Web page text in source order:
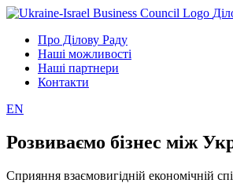
Про Ділову Раду
Наші можливості
Наші партнери
Контакти
EN
Розвиваємо бізнес між
Сприяння взаємовигідній економічній